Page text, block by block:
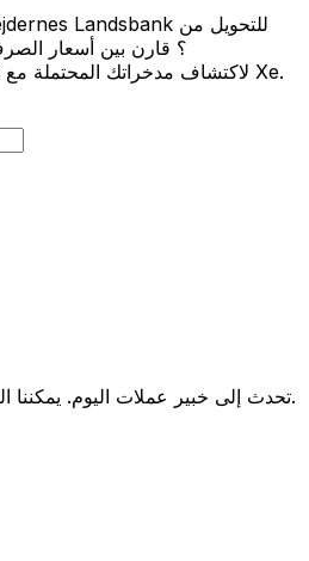
Arbejdernes Landsbank لاكتشاف مدخراتك المحتملة مع Xe.
تحدث إلى خبير عملات اليوم.يمكننا التفوق على أسعار المنافسين.